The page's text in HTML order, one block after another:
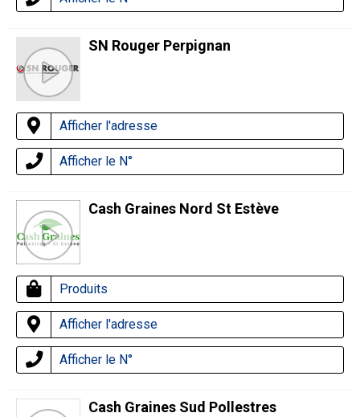
SN Rouger Perpignan
Afficher l'adresse
Afficher le N°
Cash Graines Nord St Estève
Produits
Afficher l'adresse
Afficher le N°
Cash Graines Sud Pollestres